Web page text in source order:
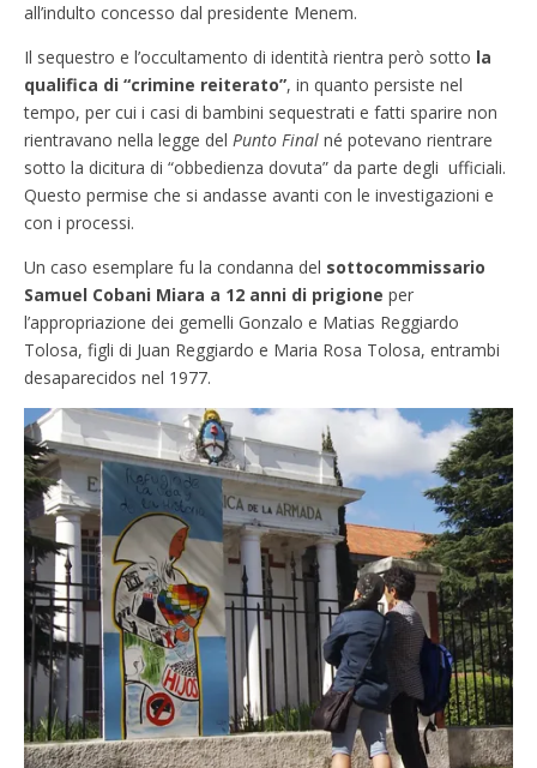
all’indulto concesso dal presidente Menem.
Il sequestro e l’occultamento di identità rientra però sotto la
qualifica di “crimine reiterato”, in quanto persiste nel
tempo, per cui i casi di bambini sequestrati e fatti sparire non
rientravano nella legge del Punto Final né potevano rientrare
sotto la dicitura di “obbedienza dovuta” da parte degli ufficiali.
Questo permise che si andasse avanti con le investigazioni e
con i processi.
Un caso esemplare fu la condanna del sottocommissario
Samuel Cobani Miara a 12 anni di prigione per
l’appropriazione dei gemelli Gonzalo e Matias Reggiardo
Tolosa, figli di Juan Reggiardo e Maria Rosa Tolosa, entrambi
desaparecidos nel 1977.